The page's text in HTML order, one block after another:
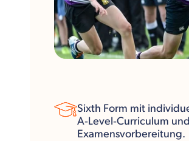
Sixth Form mit
A‑Level‑Curriculum
Examensvorbereitung.